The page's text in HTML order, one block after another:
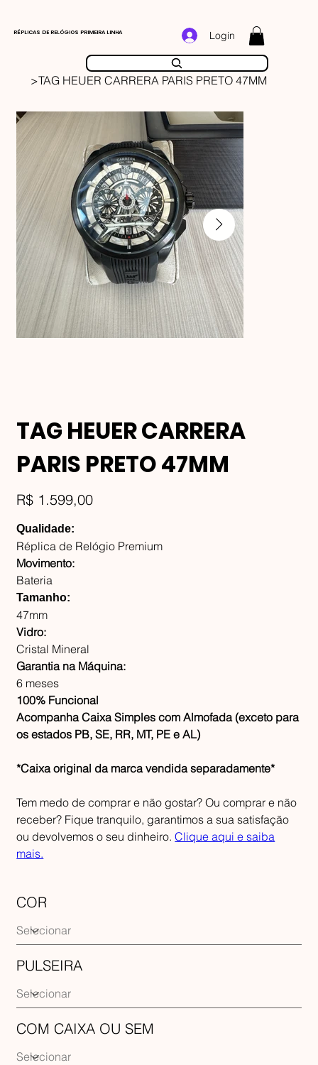
RÉPLICAS DE RELÓGIOS PRIMEIRA LINHA Login
>TAG HEUER CARRERA PARIS PRETO 47MM
TAG HEUER CARRERA
PARIS PRETO 47MM
Preço
R$ 1.599,00
Qualidade:
Réplica de Relógio Premium
Movimento:
Bateria
Tamanho:
47mm
Vidro:
Cristal Mineral
Garantia na Máquina:
6 meses
100% Funcional
Acompanha Caixa Simples com Almofada (exceto para
os estados PB, SE, RR, MT, PE e AL)
*Caixa original da marca vendida separadamente*
Tem medo de comprar e não gostar? Ou comprar e não
receber? Fique tranquilo, garantimos a sua satisfação
ou devolvemos o seu dinheiro.Clique aqui e saiba
mais.
COR
PULSEIRA
COM CAIXA OU SEM